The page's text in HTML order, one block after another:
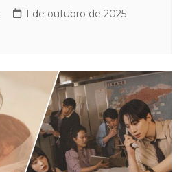
1 de outubro de 2025